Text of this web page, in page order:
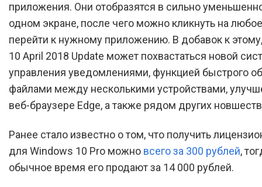
приложения. Они отобразятся в сильно
одном экране, после чего можно кликнуть на
перейти к нужному приложению. В добавок к
10 April 2018 Update может похвастаться новой
управления уведомлениями, функцией быстрого
файлами между несколькими устройствами,
веб-браузере Edge, а также рядом других
Ранее стало известно о том, что получить
для Windows 10 Pro можно всего за 300 рублей,
обычное время его продают за 14 000 рублей.